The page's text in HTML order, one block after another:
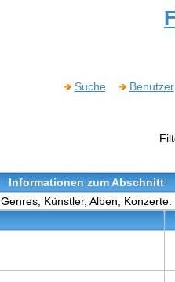
Suche Benutzer
Informationen zum Abschnitt
Genres, Künstler, Alben, Konzerte.